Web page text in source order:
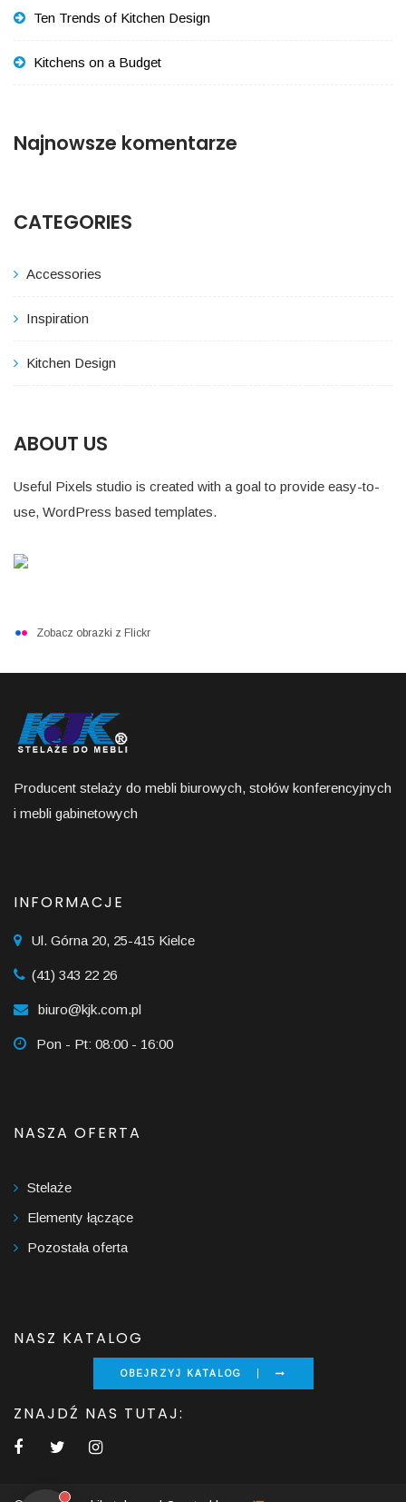
Ten Trends of Kitchen Design
Kitchens on a Budget
Najnowsze komentarze
CATEGORIES
Accessories
Inspiration
Kitchen Design
ABOUT US
Useful Pixels studio is created with a goal to provide easy-to-
use, WordPress based templates.
Zobacz obrazki z Flickr
Producent stelaży do mebli biurowych, stołów konferencyjnych
i mebli gabinetowych
INFORMACJE
Ul. Górna 20, 25-415 Kielce
(41) 343 22 26
biuro@kjk.com.pl
Pon - Pt: 08:00 - 16:00
NASZA OFERTA
Stelaże
Elementy łączące
Pozostała oferta
NASZ KATALOG
OBEJRZYJ KATALOG
ZNAJDŹ NAS TUTAJ: